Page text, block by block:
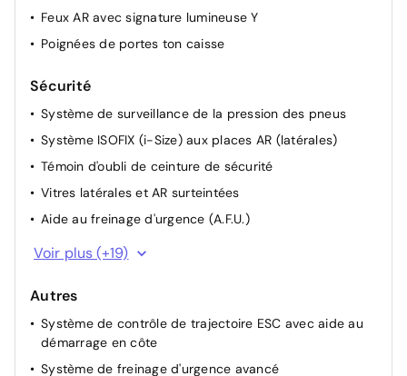
Feux AR avec signature lumineuse Y
Poignées de portes ton caisse
Sécurité
Système de surveillance de la pression des pneus
Système ISOFIX (i-Size) aux places AR (latérales)
Témoin d'oubli de ceinture de sécurité
Vitres latérales et AR surteintées
Aide au freinage d'urgence (A.F.U.)
Airbag passager déconnectable
Airbags latéraux AV
Alerte de distance de sécurité
Alerte franchissement de ligne et assistant maintien
dans la voie
Voir plus (+19)
Autres
Système de contrôle de trajectoire ESC avec aide au
démarrage en côte
Système de freinage d'urgence avancé